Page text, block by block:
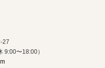
27
9:00〜18:00）